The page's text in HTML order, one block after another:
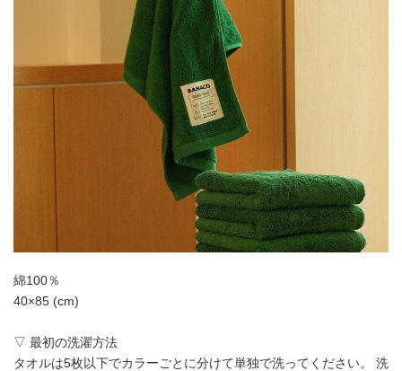
綿100％
40×85 (cm)
▽ 最初の洗濯方法
タオルは5枚以下でカラーごとに分けて単独で洗ってください。 洗